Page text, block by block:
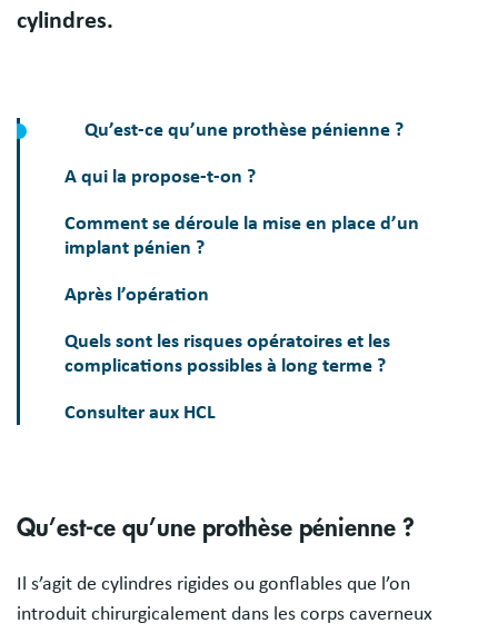
cylindres.
Qu’est-ce qu’une prothèse pénienne ?
A qui la propose-t-on ?
Comment se déroule la mise en place d’un
implant pénien ?
Après l’opération
Quels sont les risques opératoires et les
complications possibles à long terme ?
Consulter aux HCL
Qu’est-ce qu’une prothèse pénienne ?
Il s’agit de cylindres rigides ou gonflables que l’on
introduit chirurgicalement dans les corps caverneux